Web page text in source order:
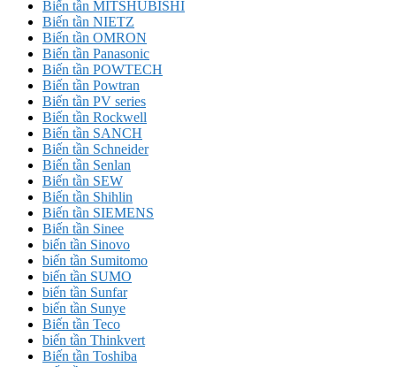
Biến tần MITSHUBISHI
Biến tần NIETZ
Biến tần OMRON
Biến tần Panasonic
Biến tần POWTECH
Biến tần Powtran
Biến tần PV series
Biến tần Rockwell
Biến tần SANCH
Biến tần Schneider
Biến tần Senlan
Biến tần SEW
Biến tần Shihlin
Biến tần SIEMENS
Biến tần Sinee
biến tần Sinovo
biến tần Sumitomo
biến tần SUMO
biến tần Sunfar
biến tần Sunye
Biến tần Teco
biến tần Thinkvert
Biến tần Toshiba